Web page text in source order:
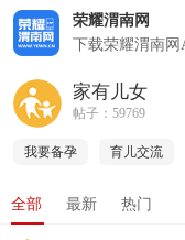
荣耀渭南网
下载荣耀渭南
家有儿女
帖子：59769
我要备孕 育儿交流
全部 最新 热门